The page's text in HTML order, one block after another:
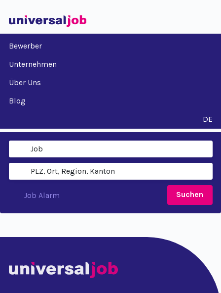
Bewerber
Unternehmen
Über Uns
Blog
DE
Suchen
Job Alarm